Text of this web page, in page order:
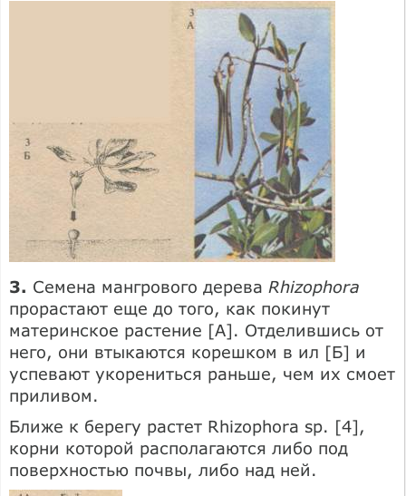
3. Семена мангрового дерева Rhizophora
прорастают еще до того, как покинут
материнское растение [А]. Отделившись от
него, они втыкаются корешком в ил [Б] и
успевают укорениться раньше, чем их смоет
приливом.
Ближе к берегу растет Rhizophora sp. [4],
корни которой располагаются либо под
поверхностью почвы, либо над ней.